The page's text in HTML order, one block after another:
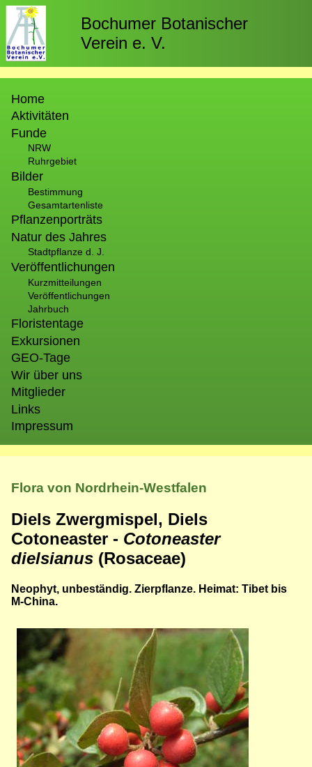
Direkt
zum
Inhalt
Bochumer Botanischer
Verein e. V.
Home
Aktivitäten
Funde
NRW
Ruhrgebiet
Bilder
Bestimmung
Gesamtartenliste
Pflanzenporträts
Natur des Jahres
Stadtpflanze d. J.
Veröffentlichungen
Kurzmitteilungen
Veröffentlichungen
Jahrbuch
Floristentage
Exkursionen
GEO-Tage
Wir über uns
Mitglieder
Links
Impressum
Flora von Nordrhein-Westfalen
Diels Zwergmispel, Diels
Cotoneaster - Cotoneaster
dielsianus (Rosaceae)
Neophyt, unbeständig. Zierpflanze. Heimat: Tibet bis
M-China.
Bild